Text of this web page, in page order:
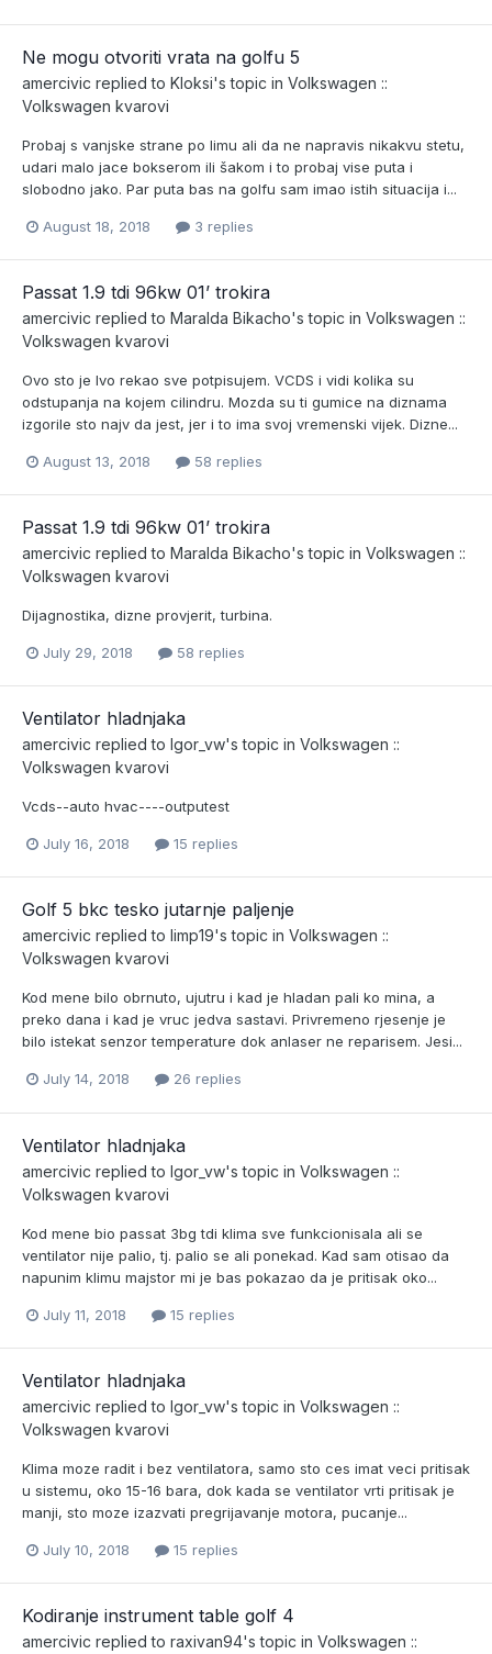
Ne mogu otvoriti vrata na golfu 5
amercivic replied to Kloksi's topic in Volkswagen ::
Volkswagen kvarovi
Probaj s vanjske strane po limu ali da ne napravis nikakvu stetu,
udari malo jace bokserom ili šakom i to probaj vise puta i
slobodno jako. Par puta bas na golfu sam imao istih situacija i...
August 18, 2018 3 replies
Passat 1.9 tdi 96kw 01’ trokira
amercivic replied to Maralda Bikacho's topic in Volkswagen ::
Volkswagen kvarovi
Ovo sto je Ivo rekao sve potpisujem. VCDS i vidi kolika su
odstupanja na kojem cilindru. Mozda su ti gumice na diznama
izgorile sto najv da jest, jer i to ima svoj vremenski vijek. Dizne...
August 13, 2018 58 replies
Passat 1.9 tdi 96kw 01’ trokira
amercivic replied to Maralda Bikacho's topic in Volkswagen ::
Volkswagen kvarovi
Dijagnostika, dizne provjerit, turbina.
July 29, 2018 58 replies
Ventilator hladnjaka
amercivic replied to Igor_vw's topic in Volkswagen ::
Volkswagen kvarovi
Vcds--auto hvac----outputest
July 16, 2018 15 replies
Golf 5 bkc tesko jutarnje paljenje
amercivic replied to limp19's topic in Volkswagen ::
Volkswagen kvarovi
Kod mene bilo obrnuto, ujutru i kad je hladan pali ko mina, a
preko dana i kad je vruc jedva sastavi. Privremeno rjesenje je
bilo istekat senzor temperature dok anlaser ne reparisem. Jesi...
July 14, 2018 26 replies
Ventilator hladnjaka
amercivic replied to Igor_vw's topic in Volkswagen ::
Volkswagen kvarovi
Kod mene bio passat 3bg tdi klima sve funkcionisala ali se
ventilator nije palio, tj. palio se ali ponekad. Kad sam otisao da
napunim klimu majstor mi je bas pokazao da je pritisak oko...
July 11, 2018 15 replies
Ventilator hladnjaka
amercivic replied to Igor_vw's topic in Volkswagen ::
Volkswagen kvarovi
Klima moze radit i bez ventilatora, samo sto ces imat veci pritisak
u sistemu, oko 15-16 bara, dok kada se ventilator vrti pritisak je
manji, sto moze izazvati pregrijavanje motora, pucanje...
July 10, 2018 15 replies
Kodiranje instrument table golf 4
amercivic replied to raxivan94's topic in Volkswagen ::